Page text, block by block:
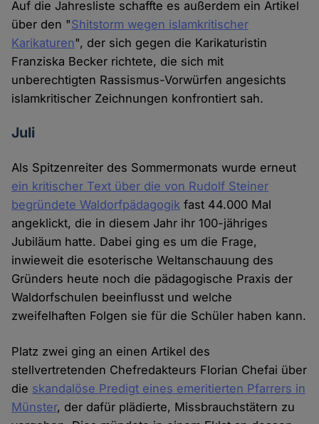
Auf die Jahresliste schaffte es außerdem ein Artikel
über den "Shitstorm wegen islamkritischer
Karikaturen", der sich gegen die Karikaturistin
Franziska Becker richtete, die sich mit
unberechtigten Rassismus-Vorwürfen angesichts
islamkritischer Zeichnungen konfrontiert sah.
Juli
Als Spitzenreiter des Sommermonats wurde erneut
ein kritischer Text über die von Rudolf Steiner
begründete Waldorfpädagogik fast 44.000 Mal
angeklickt, die in diesem Jahr ihr 100-jähriges
Jubiläum hatte. Dabei ging es um die Frage,
inwieweit die esoterische Weltanschauung des
Gründers heute noch die pädagogische Praxis der
Waldorfschulen beeinflusst und welche
zweifelhaften Folgen sie für die Schüler haben kann.
Platz zwei ging an einen Artikel des
stellvertretenden Chefredakteurs Florian Chefai über
die skandalöse Predigt eines emeritierten Pfarrers in
Münster, der dafür plädierte, Missbrauchstätern zu